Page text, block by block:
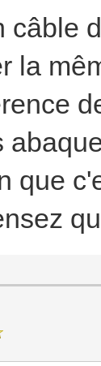
câble
la
que